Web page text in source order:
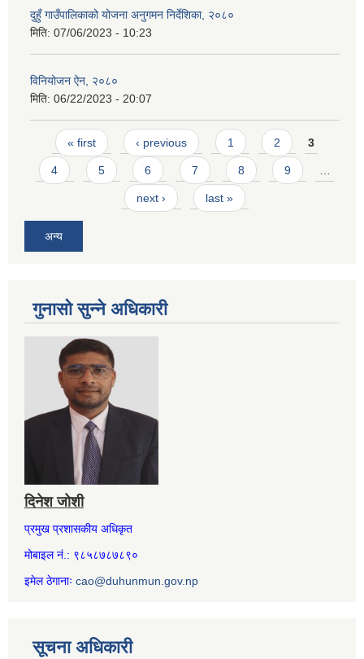
दुहुँ गाउँपालिकाको योजना अनुगमन निर्देशिका, २०८०
मिति: 07/06/2023 - 10:23
विनियोजन ऐन, २०८०
मिति: 06/22/2023 - 20:07
Pages
« first ‹ previous 1 2 3
4 5 6 7 8 9 …
next › last »
अन्य
गुनासो सुन्ने अधिकारी
दिनेश जोशी
प्रमुख प्रशासकीय अधिकृत
मोबाइल नं.: ९८५८७८७८९०
इमेल ठेगानाः cao@duhunmun.gov.np
सूचना अधिकारी